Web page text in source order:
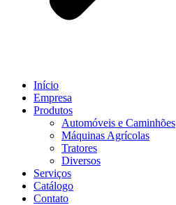
Início
Empresa
Produtos
Automóveis e Caminhões
Máquinas Agrícolas
Tratores
Diversos
Serviços
Catálogo
Contato